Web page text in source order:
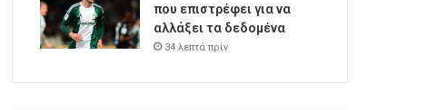
που επιστρέφει για να
αλλάξει τα δεδομένα
34 λεπτά πρίν